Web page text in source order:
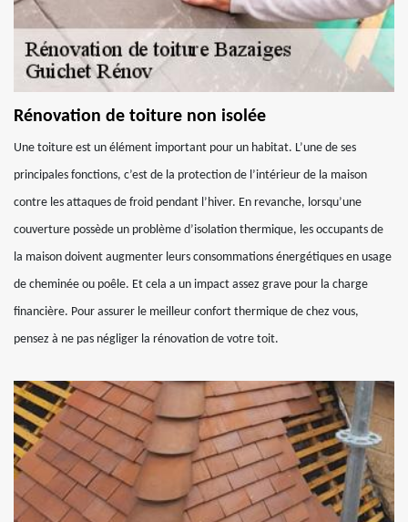
Rénovation de toiture non isolée
Une toiture est un élément important pour un habitat. L’une de ses
principales fonctions, c’est de la protection de l’intérieur de la maison
contre les attaques de froid pendant l’hiver. En revanche, lorsqu’une
couverture possède un problème d’isolation thermique, les occupants de
la maison doivent augmenter leurs consommations énergétiques en usage
de cheminée ou poêle. Et cela a un impact assez grave pour la charge
financière. Pour assurer le meilleur confort thermique de chez vous,
pensez à ne pas négliger la rénovation de votre toit.